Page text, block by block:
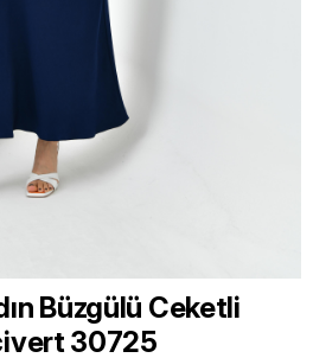
Büzgülü Ceketli
30725